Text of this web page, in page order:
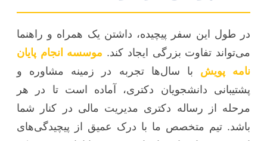
در طول این سفر پیچیده، داشتن یک همراه و راهنما
می‌تواند تفاوت بزرگی ایجاد کند. موسسه انجام پایان
نامه پویش با سال‌ها تجربه در زمینه مشاوره و
پشتیبانی دانشجویان دکتری، آماده است تا در هر
مرحله از رساله دکتری مدیریت مالی در کنار شما
باشد. تیم متخصص ما با درک عمیق از پیچیدگی‌های